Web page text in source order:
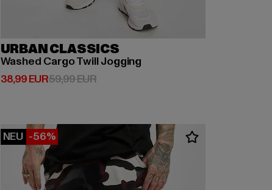
URBAN CLASSICS
Washed Cargo Twill Jogging
38,99 EUR
Derzeitiger Preis: 38,99 EUR
59,99 EURAktionspreis: 59,99 EUR
NEU -56%